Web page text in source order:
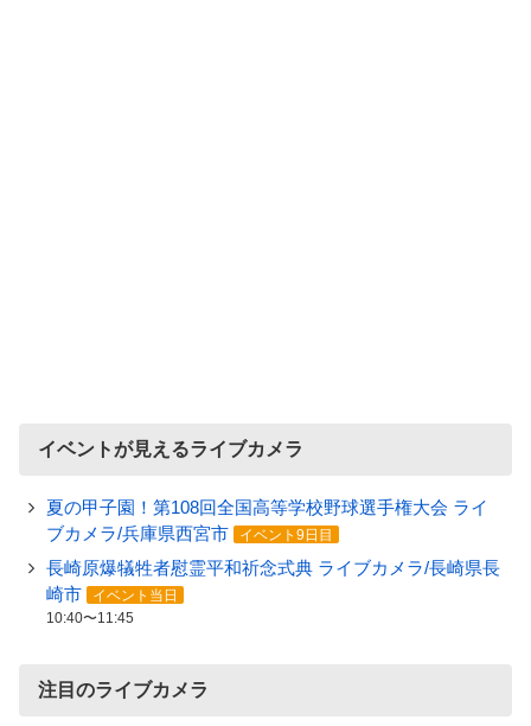
イベントが見えるライブカメラ
夏の甲子園！第108回全国高等学校野球選手権大会 ライ
ブカメラ/兵庫県西宮市
イベント9日目
長崎原爆犠牲者慰霊平和祈念式典 ライブカメラ/長崎県長
崎市
イベント当日
10:40〜11:45
注目のライブカメラ